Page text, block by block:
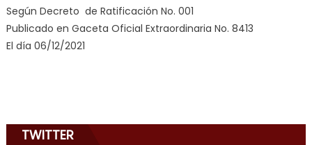
anal
mood
Según Decreto de Ratificación No. 001
Publicado en Gaceta Oficial Extraordinaria No. 8413
El día 06/12/2021
TWITTER